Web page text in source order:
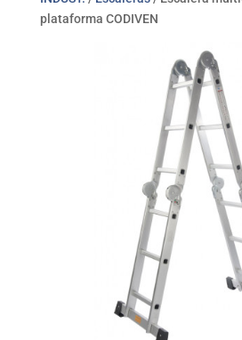
plataforma CODIVEN